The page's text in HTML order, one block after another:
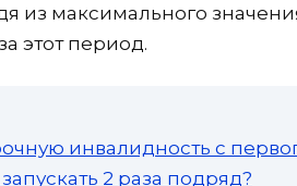
из максимального
этот период.
инвалидность с
2 раза подряд?